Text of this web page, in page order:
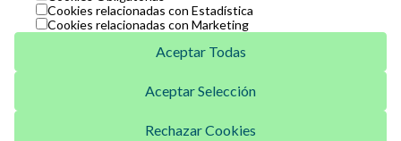
Venta Telefónica
Cookies relacionadas con Estadística
Cookies relacionadas con Marketing
Aceptar Todas
Aceptar Selección
Rechazar Cookies